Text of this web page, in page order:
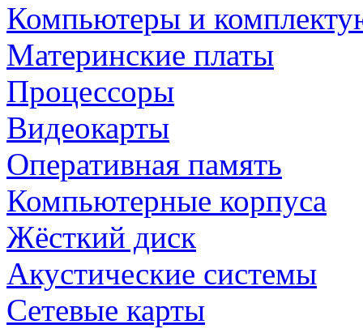
Компьютеры и
Материнские платы
Процессоры
Видеокарты
Оперативная память
Компьютерные корпуса
Жёсткий диск
Акустические системы
Сетевые карты